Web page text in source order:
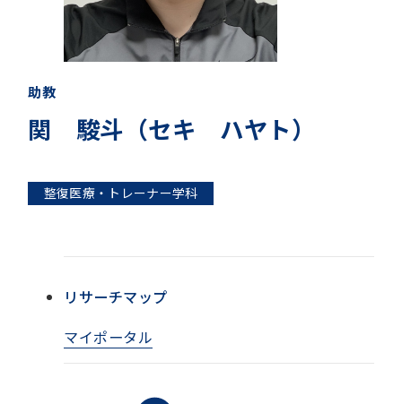
助教
関 駿斗（セキ ハヤト）
整復医療・トレーナー学科
リサーチマップ
マイポータル